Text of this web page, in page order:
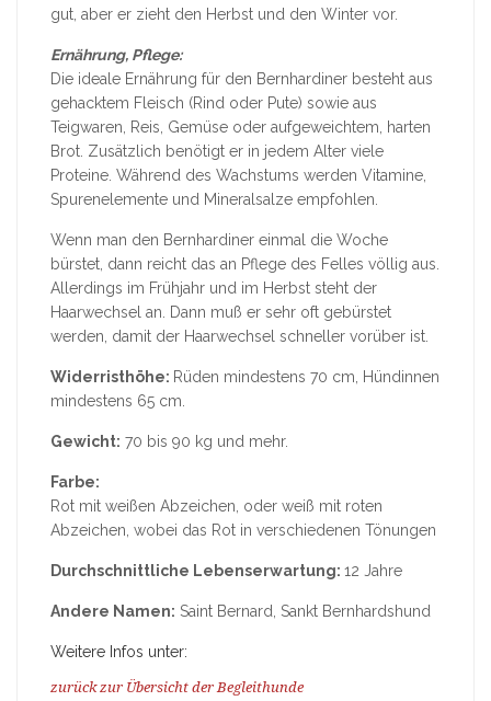
gut, aber er zieht den Herbst und den Winter vor.
Ernährung, Pflege:
Die ideale Ernährung für den Bernhardiner besteht aus
gehacktem Fleisch (Rind oder Pute) sowie aus
Teigwaren, Reis, Gemüse oder aufgeweichtem, harten
Brot. Zusätzlich benötigt er in jedem Alter viele
Proteine. Während des Wachstums werden Vitamine,
Spurenelemente und Mineralsalze empfohlen.
Wenn man den Bernhardiner einmal die Woche
bürstet, dann reicht das an Pflege des Felles völlig aus.
Allerdings im Frühjahr und im Herbst steht der
Haarwechsel an. Dann muß er sehr oft gebürstet
werden, damit der Haarwechsel schneller vorüber ist.
Widerristhöhe: Rüden mindestens 70 cm, Hündinnen
mindestens 65 cm.
Gewicht: 70 bis 90 kg und mehr.
Farbe:
Rot mit weißen Abzeichen, oder weiß mit roten
Abzeichen, wobei das Rot in verschiedenen Tönungen
Durchschnittliche Lebenserwartung: 12 Jahre
Andere Namen: Saint Bernard, Sankt Bernhardshund
Weitere Infos unter:
zurück zur Übersicht der Begleithunde